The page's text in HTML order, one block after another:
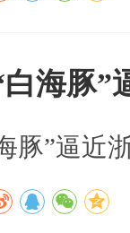
海豚”
豚”逼近